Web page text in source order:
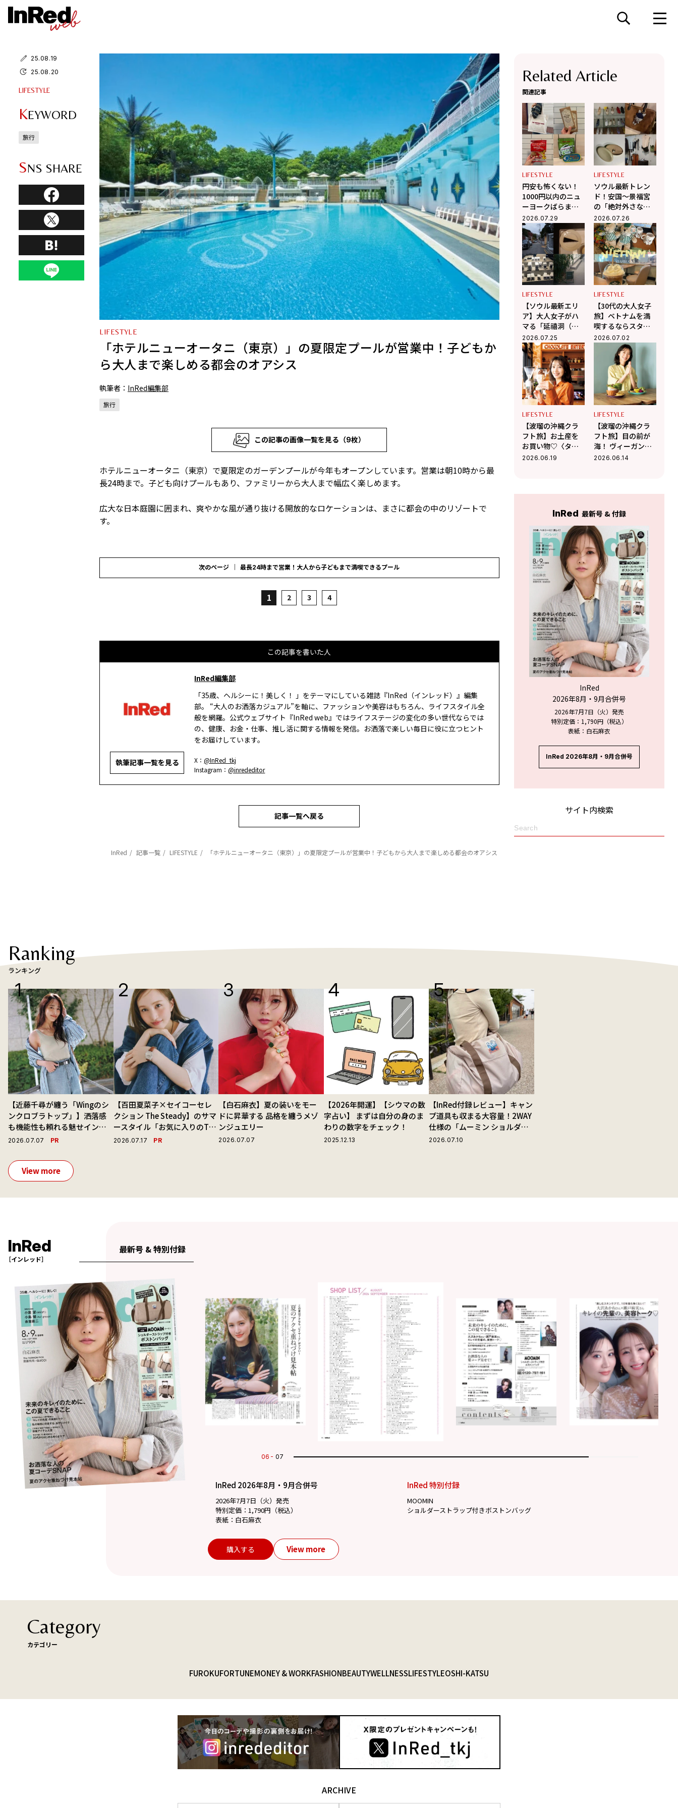
LIFESTYLE
「ホテルニューオータニ（東京）」の夏限定プールが営業中！子どもか
ら大人まで楽しめる都会のオアシス
執筆者： InRed編集部
旅行
この記事の画像一覧を見る（9枚）
ホテルニューオータニ（東京）で夏限定のガーデンプールが今年もオープンしています。営業は朝10時から最
長24時まで。子ども向けプールもあり、ファミリーから大人まで幅広く楽しめます。
広大な日本庭園に囲まれ、爽やかな風が通り抜ける開放的なロケーションは、まさに都会の中のリゾートで
す。
次のページ 最長24時まで営業！大人から子どもまで満喫できるプール
1 2 3 4
この記事を書いた人
執筆記事一覧を見る
InRed編集部
「35歳、ヘルシーに！美しく！ 」をテーマにしている雑誌『InRed（インレッド）』編集
部。 “大人のお洒落カジュアル”を軸に、ファッションや美容はもちろん、ライフスタイル全
般を網羅。公式ウェブサイト『InRed web』ではライフステージの変化の多い世代ならでは
の、健康、お金・仕事、推し活に関する情報を発信。お洒落で楽しい毎日に役に立つヒント
をお届けしています。
X：@InRed_tkj
Instagram：@inrededitor
記事一覧へ戻る
InRed 記事一覧 LIFESTYLE 「ホテルニューオータニ（東京）」の夏限定プールが営業中！子どもから大人まで楽しめる都会のオアシス
25.08.19
25.08.20
LIFESTYLE
KEYWORD
旅行
SNS SHARE
Related Article
関連記事
LIFESTYLE
円安も怖くない！
1000円以内のニュ
ーヨークばらまき
土産6選【センス抜
群】
2026.07.29
LIFESTYLE
ソウル最新トレン
ド！安国〜景福宮
の「絶対外さな
い」お洒落ショッ
プ巡り【韓国旅】
2026.07.26
LIFESTYLE
【ソウル最新エリ
ア】大人女子がハ
マる「延禧洞（ヨ
ニドン）」のんび
り散歩＆隠れ家カ
フェ巡り
2026.07.25
LIFESTYLE
【30代の大人女子
旅】ベトナムを満
喫するならスター
バックスへ！ 現地
在住の編集ライタ
ー相馬の海外生活
in ベトナム
2026.07.02
LIFESTYLE
【波瑠の沖縄クラ
フト旅】お土産を
お買い物♡〈タイ
ムレスチョコレー
2026.06.19
LIFESTYLE
【波瑠の沖縄クラ
フト旅】目の前が
海！ ヴィーガンカ
フェ〈ブルーポイ
2026.06.14
InRed 最新号 & 付録
InRed
2026年8月・9月合併号
2026年7月7日（火）発売
特別定価：1,790円（税込）
表紙：白石麻衣
InRed 2026年8月・9月合併号
サイト内検索
Ranking
ランキング
【近藤千尋が纏う「Wingのシ
ンクロブラトップ」】洒落感
も機能性も頼れる魅せインナ
ーで毎日を心地よくアプデ！
2026.07.07 PR
【百田夏菜子×セイコーセレ
クション The Steady】のサマ
ースタイル「お気に入りのTシ
ャツと最高の時計と。」
2026.07.17 PR
【白石麻衣】夏の装いをモー
ドに昇華する 品格を纏うメゾ
ンジュエリー
2026.07.07
【2026年開運】【シウマの数
字占い】 まずは自分の身のま
わりの数字をチェック！
2025.12.13
【InRed付録レビュー】キャン
プ道具も収まる大容量！2WAY
仕様の「ムーミン ショルダー
ストラップ付きボストンバッ
2026.07.10
View more
InRed
［インレッド］
最新号 & 特別付録
07 07
InRed 2026年8月・9月合併号
2026年7月7日（火）発売
特別定価：1,790円（税込）
表紙：白石麻衣
InRed 特別付録
MOOMIN
ショルダーストラップ付きボストンバッグ
購入する View more
Category
カテゴリー
FUROKUFORTUNEMONEY & WORKFASHIONBEAUTYWELLNESSLIFESTYLEOSHI-KATSU
ARCHIVE